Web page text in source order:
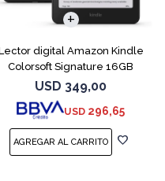
digital Amazon Kindle
Colorsoft Signature 16GB
Negro
USD 349,00
USD 296,65